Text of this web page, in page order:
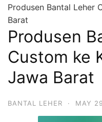
Produsen Bantal Leher
Barat
Produsen
Custom ke
Jawa Barat
BANTAL LEHER · MAY